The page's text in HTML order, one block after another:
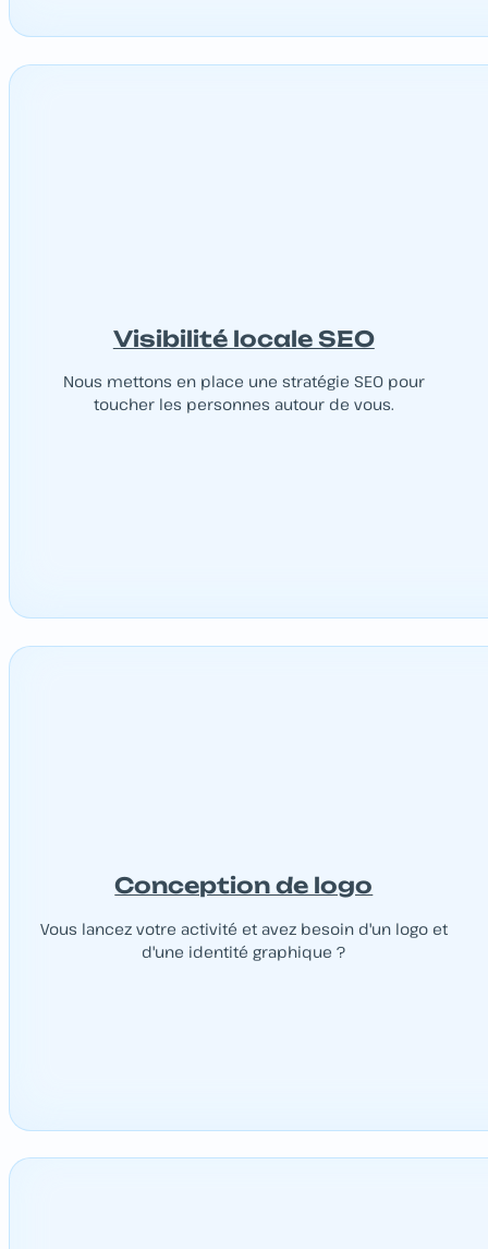
Visibilité locale SEO
Nous mettons en place une stratégie SEO pour
toucher les personnes autour de vous.
Conception de logo
Vous lancez votre activité et avez besoin d'un logo et
d'une identité graphique ?